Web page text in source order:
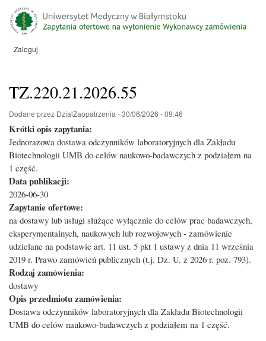
do
treści
Menu
Zaloguj
TZ.220.21.2026.55
Dodane przez DzialZaopatrzenia -30/06/2026 - 09:46
Krótki opis zapytania:
Jednorazowa dostawa odczynników laboratoryjnych dla Zakładu
Biotechnologii UMB do celów naukowo-badawczych z podziałem na
1 część.
Data publikacji:
2026-06-30
Zapytanie ofertowe:
na dostawy lub usługi służące wyłącznie do celów prac badawczych,
eksperymentalnych, naukowych lub rozwojowych - zamówienie
udzielane na podstawie art. 11 ust. 5 pkt 1 ustawy z dnia 11 września
2019 r. Prawo zamówień publicznych (t.j. Dz. U. z 2026 r. poz. 793).
Rodzaj zamówienia:
dostawy
Opis przedmiotu zamówienia:
Dostawa odczynników laboratoryjnych dla Zakładu Biotechnologii
UMB do celów naukowo-badawczych z podziałem na 1 część.